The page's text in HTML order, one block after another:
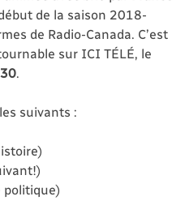
de la saison 2018-
de Radio-Canada. C’est
sur ICI TÉLÉ, le
.
suivants :
politique)